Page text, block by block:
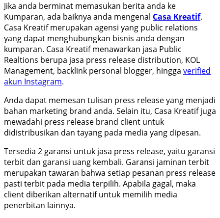
Jika anda berminat memasukan berita anda ke
Kumparan, ada baiknya anda mengenal Casa Kreatif.
Casa Kreatif merupakan agensi yang public relations
yang dapat menghubungkan bisnis anda dengan
kumparan. Casa Kreatif menawarkan jasa Public
Realtions berupa jasa press release distribution, KOL
Management, backlink personal blogger, hingga verified
akun Instagram.
Anda dapat memesan tulisan press release yang menjadi
bahan marketing brand anda. Selain itu, Casa Kreatif juga
mewadahi press release brand client untuk
didistribusikan dan tayang pada media yang dipesan.
Tersedia 2 garansi untuk jasa press release, yaitu garansi
terbit dan garansi uang kembali. Garansi jaminan terbit
merupakan tawaran bahwa setiap pesanan press release
pasti terbit pada media terpilih. Apabila gagal, maka
client diberikan alternatif untuk memilih media
penerbitan lainnya.